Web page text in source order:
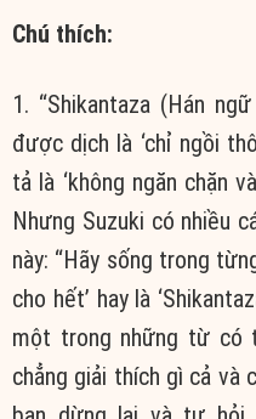
Chú thích:
1. “Shikantaza (Hán
được dịch là ‘chỉ ngồi
tả là ‘không ngăn chặn
Nhưng Suzuki có nhiều
này: “Hãy sống trong
cho hết’ hay là
một trong những từ có
chẳng giải thích gì cả và